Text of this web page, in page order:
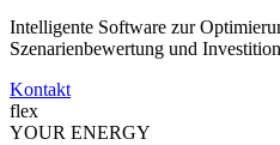
Intelligente Software zur
Szenarienbewertung und
Kontakt
flex
YOUR ENERGY